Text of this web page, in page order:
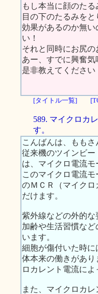
もし本当に顔のた
目の下のたるみを
効果があるのか無
い！
それと同時にお尻の
あー、すでに興奮気
是非教えてください
[タイトル一覧]
589. マイクロカ
す。
こんばんは、ももさ
従来機のツインビ
は、マイクロ電流
このマイクロ電流
のＭＣＲ（マイク
だけます。
紫外線などの外的
加齢や生活習慣な
います。
細胞が傷付いた時
体本来の働きがあ
ロカレント電流によ
また、マイクロカ